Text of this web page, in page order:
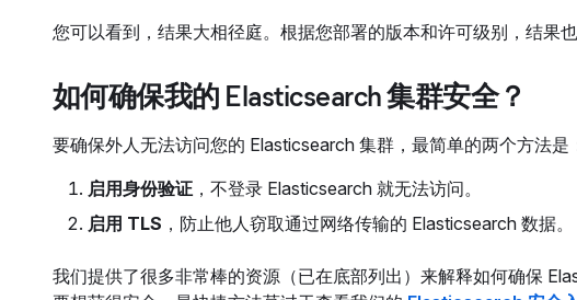
您可以看到，结果大相径庭。根据您部署的版本和许可级别，结果也
如何确保我的 Elasticsearch 集群安全？
要确保外人无法访问您的 Elasticsearch 集群，最简单的两个方法是
启用身份验证 ，不登录 Elasticsearch 就无法访问。
启用 TLS ，防止他人窃取通过网络传输的 Elasticsearch 数据。
我们提供了很多非常棒的资源（已在底部列出）来解释如何确保